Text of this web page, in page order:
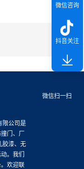
微信扫一扫
限公司是
门、厂
胶漆、无
。我们
欢迎联
微信咨询
抖音关注